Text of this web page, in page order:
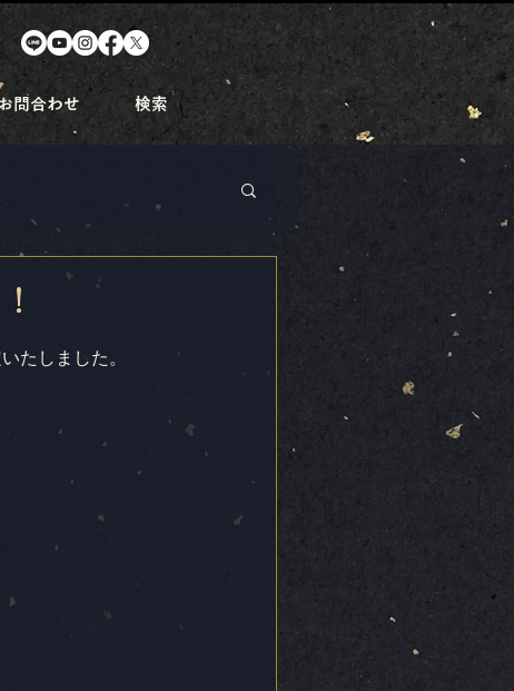
お問合わせ 検索
たしました。